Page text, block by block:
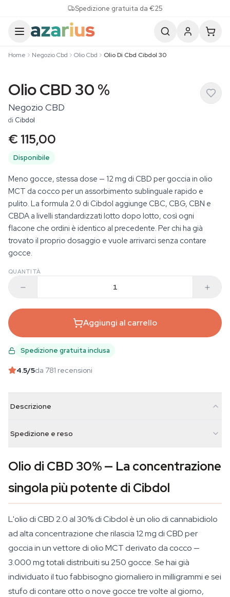
Spedizione gratuita da €25
Home Negozio Cbd Olio Cbd Olio Di Cbd Cibdol 30
Olio CBD 30 %
Negozio CBD
di Cibdol
€ 115,00
Disponibile
Meno gocce, stessa dose — 12 mg di CBD per goccia in olio
MCT da cocco per un assorbimento sublinguale rapido e
pulito. La formula 2.0 di Cibdol aggiunge CBC, CBG, CBN e
CBDA a livelli standardizzati lotto dopo lotto, così ogni
flacone che ordini è identico al precedente. Per chi ha già
trovato il proprio dosaggio e vuole arrivarci senza contare
gocce.
QUANTITÀ
Aggiungi al carrello
Spedizione gratuita inclusa
4.5/5da 781 recensioni
Descrizione
Spedizione e reso
Olio di CBD 30% — La concentrazione
singola più potente di Cibdol
L'olio di CBD 2.0 al 30% di Cibdol è un olio di cannabidiolo
ad alta concentrazione che rilascia 12 mg di CBD per
goccia in un vettore di olio MCT derivato da cocco —
3.000 mg totali distribuiti su 250 gocce. Se hai già
individuato il tuo fabbisogno giornaliero in milligrammi e sei
stufo di contare otto o nove gocce tre volte al giorno,